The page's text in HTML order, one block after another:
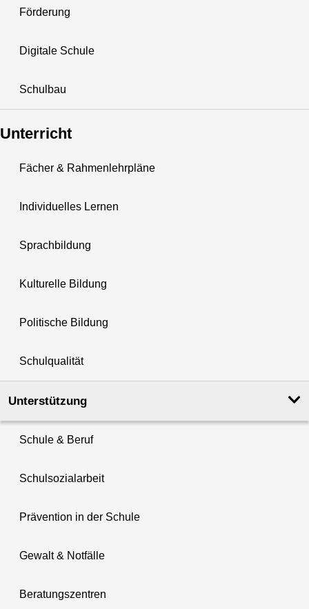
Förderung
Digitale Schule
Schulbau
Unterricht
Fächer & Rahmenlehrpläne
Individuelles Lernen
Sprachbildung
Kulturelle Bildung
Politische Bildung
Schulqualität
Unterstützung
Schule & Beruf
Schulsozialarbeit
Prävention in der Schule
Gewalt & Notfälle
Beratungszentren